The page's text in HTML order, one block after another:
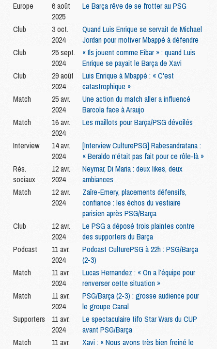
Europe
6 août
2025
Le Barça rêve de se frotter au PSG
Club
3 oct.
2024
Quand Luis Enrique se servait de Michael
Jordan pour motiver Mbappé à défendre
Club
25 sept.
2024
« Ils jouent comme Eibar » : quand Luis
Enrique se payait le Barça de Xavi
Club
29 août
2024
Luis Enrique à Mbappé : « C'est
catastrophique »
Match
25 avr.
2024
Une action du match aller a influencé
Barcola face à Araujo
Match
16 avr.
2024
Les maillots pour Barça/PSG dévoilés
Interview
14 avr.
2024
[Interview CulturePSG] Rabesandratana :
« Beraldo n'était pas fait pour ce rôle-là »
Rés.
sociaux
12 avr.
2024
Neymar, Di Maria : deux likes, deux
ambiances
Match
12 avr.
2024
Zaïre-Emery, placements défensifs,
confiance : les échos du vestiaire
parisien après PSG/Barça
Club
12 avr.
2024
Le PSG a déposé trois plaintes contre
des supporters du Barça
Podcast
11 avr.
2024
Podcast CulturePSG à 22h : PSG/Barça
(2-3)
Match
11 avr.
2024
Lucas Hernandez : « On a l’équipe pour
renverser cette situation »
Match
11 avr.
2024
PSG/Barça (2-3) : grosse audience pour
le groupe Canal
Supporters
11 avr.
2024
Le spectaculaire tifo Star Wars du CUP
avant PSG/Barça
Match
11 avr.
Xavi : « Nous avons très bien freiné le